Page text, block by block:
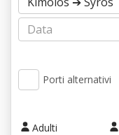
Porti alternativi
Adulti